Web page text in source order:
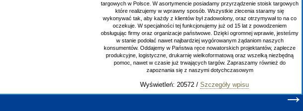
targowych w Polsce. W asortymencie posiadamy przyrządzenie stoisk targowych
które realizujemy w wprawny sposób. Wszystkie zlecenia staramy się
wykonywać tak, aby każdy z klientów był zadowolony, oraz otrzymywał to na co
oczekuje. W specjalności tej funkcjonujemy już od 15 lat z powodzeniem
obsługując firmy oraz organizacje państwowe. Dzięki ogromnej wprawie, jesteśmy
w stanie podołać nawet najbardziej wygórowanym żądaniom naszych
konsumentów. Oddajemy w Państwa ręce nowatorskich projektantów, zaplecze
produkcyjne, logistyczne, drukarnię wielkoformatową oraz wszelką niezbędną
pomoc, nawet w czasie już trwających targów. Zapraszamy również do
zapoznania się z naszymi dotychczasowym
Wyświetleń: 20572 / Szczegóły wpisu
→